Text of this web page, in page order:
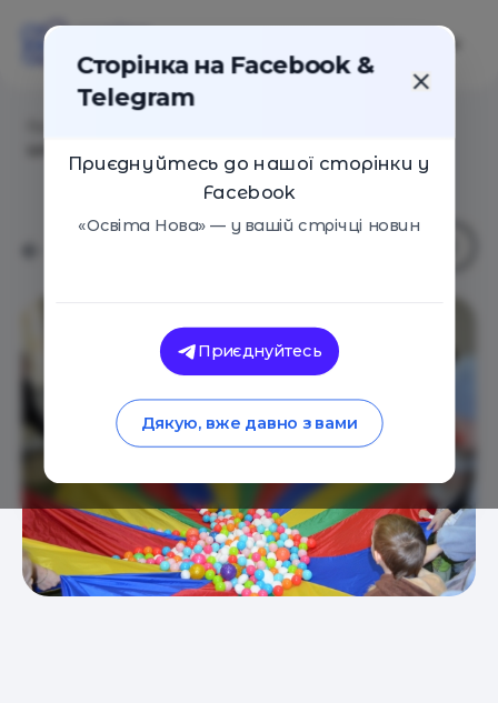
Сторінка на Facebook &
Telegram
Приєднуйтесь до нашої сторінки у
Facebook
«Освіта Нова» — у вашій стрічці новин
Приєднуйтесь
Дякую, вже давно з вами